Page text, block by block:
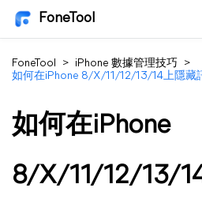
FoneTool
FoneTool > iPhone 數據管理技巧
>
如何在iPhone 8/X/11/12/13/14上隱藏
如何在iPhone
8/X/11/12/13/